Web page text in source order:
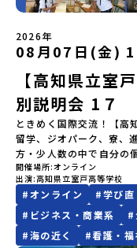
合わせ先担当：小川・
ご登録ください♪地域み
にてご連絡いたします。
ム主催：一般財団法人地
ある若者にあふれる持続
全国約200の高校と連携
徒一人ひとりの夢や価値
とができるシステム「地
や地域活性モデルをつ
域・教育魅力化プラッ
悠所在地：〒690-0842
BASE2階公式HP：
当：小川・小原E-mail
験」のプログラム開催情
さい♪地域みらい留学公
【STEP 2】プログラム
たい方へ〜全体説明を聞
の？」「どんなまちなの
す。2泊3日のプログラム
19：00〜20：00内容：
応答紹介地域：鹿児島
県八幡平市/愛媛県鬼北町
とお届けします。お申
mirai.jp/events/064069
けど大丈夫？」「どんな
や、中学生のみなさんの
す。チャットでの質問も
してご参加ください。▼
規約への同意プログラム
込みに関する各規約」へ
い。・抽選による参加者
た方には7月10日(金) 18
場所・時間】中標津空港
間】中標津空港 8月6日(
いただく予定です。【
うち、以下の内容が無料
ム内のアクティビティ・
者のご負担となります・
由時間の個人飲食費など
し込み多数の場合は抽選
の場合は、締め切り後1
【申し込み受付期間】6
まで疑問も不安もワクワ
プアップ説明会プログラ
みを迷われている方向け
知りたい情報のレベルに
2026年
08月07日(金)
【高知県立室
別説明会 1７
ときめく国際交流！【
留学、ジオパーク、寮、
方・少人数の中で自分の
ネスコ世界ジオパーク）
ある科目を選択したい方
ある方・多様な進路の中
式野球への入部を考えて
いたします。その後、個
ます。
開催場所 オンライン
出演 高知県立室戸高等学校
#オンライン #学び直
# ビジネス・商業系 #
#海の近く #看護・福